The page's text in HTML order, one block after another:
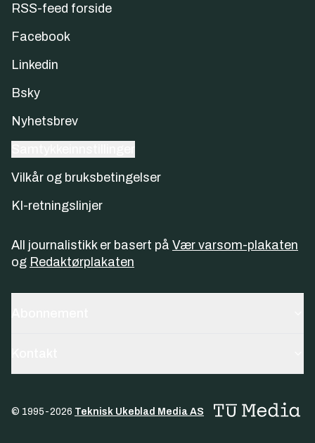
RSS-feed forside
Facebook
Linkedin
Bsky
Nyhetsbrev
Vilkår og bruksbetingelser
KI-retningslinjer
All journalistikk er basert på Vær varsom-plakaten
og Redaktørplakaten
© 1995-2026 Teknisk Ukeblad Media AS